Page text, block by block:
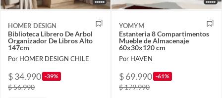
HOMER DESIGN
Biblioteca Librero De Arbol
Organizador De Libros Alto
147cm
Por HOMER DESIGN CHILE
$ 34.990 -39%
$ 56.990
YOMYM
Estanteria 8 Compartimentos
Mueble de Almacenaje
60x30x120 cm
Por HAVEN
$ 69.990 -61%
$ 179.990